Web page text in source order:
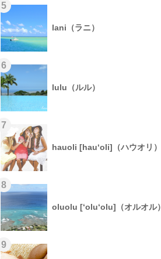
5
lani（ラニ）
6
lulu（ルル）
7
hauoli [hau‘oli]（ハウオリ）
8
oluolu [‘olu‘olu]（オルオル）
9